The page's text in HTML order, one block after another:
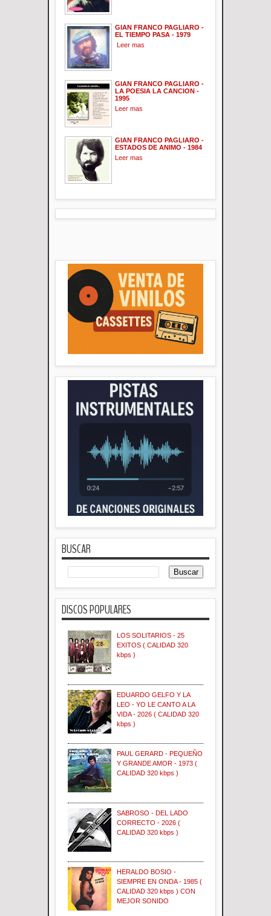
GIAN FRANCO PAGLIARO -
EL TIEMPO PASA - 1979
Leer mas
GIAN FRANCO PAGLIARO -
LA POESIA LA CANCION -
1995
Leer mas
GIAN FRANCO PAGLIARO -
ESTADOS DE ANIMO - 1984
Leer mas
BUSCAR
DISCOS POPULARES
LOS SOLITARIOS - 25
EXITOS ( CALIDAD 320
kbps )
EDUARDO GELFO Y LA
LEO - YO LE CANTO A LA
VIDA - 2026 ( CALIDAD 320
kbps )
PAUL GERARD - PEQUEÑO
Y GRANDE AMOR - 1973 (
CALIDAD 320 kbps )
SABROSO - DEL LADO
CORRECTO - 2026 (
CALIDAD 320 kbps )
HERALDO BOSIO -
SIEMPRE EN ONDA - 1985 (
CALIDAD 320 kbps ) CON
MEJOR SONIDO